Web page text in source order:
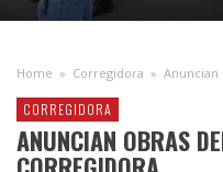
Home » Corregidora » Anuncian
CORREGIDORA
ANUNCIAN OBRAS